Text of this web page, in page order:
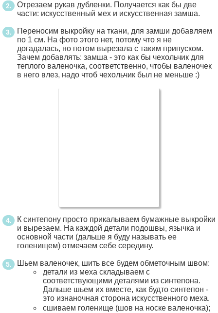
Отрезаем рукав дубленки. Получается как бы две
части: искусственный мех и искусственная замша.
Переносим выкройку на ткани, для замши добавляем
по 1 см. На фото этого нет, потому что я не
догадалась, но потом вырезала с таким припуском.
Зачем добавлять: замша - это как бы чехольчик для
теплого валеночка, соответственно, чтобы валеночек
в него влез, надо чтоб чехольчик был не меньше :)
К синтепону просто прикалываем бумажные выкройки
и вырезаем. На каждой детали подошвы, язычка и
основной части (дальше я буду называть ее
голенищем) отмечаем себе середину.
Шьем валеночек, шить все будем обметочным швом:
детали из меха складываем с
соответствующими деталями из синтепона.
Дальше шьем их вместе, как будто синтепон -
это изнаночная сторона искусственного меха.
сшиваем голенище (шов на носке валеночка);